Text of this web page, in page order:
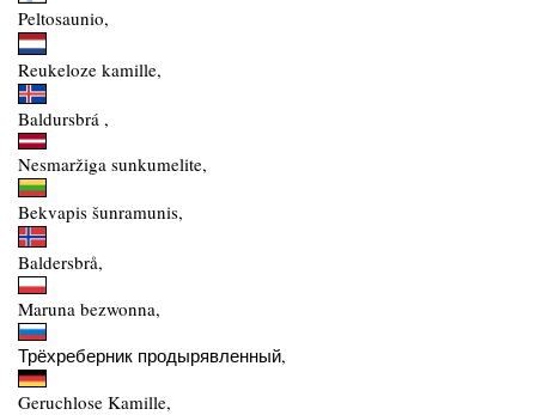
Peltosaunio,
Reukeloze kamille,
Baldursbrá ,
Nesmaržiga sunkumelite,
Bekvapis šunramunis,
Baldersbrå,
Maruna bezwonna,
Трёхреберник продырявленный,
Geruchlose Kamille,